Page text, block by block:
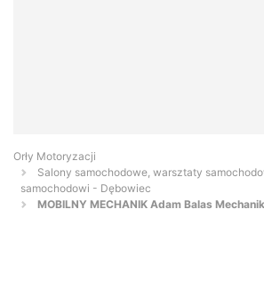
Orły Motoryzacji
Salony samochodowe, warsztaty
samochodowi - Dębowiec
MOBILNY MECHANIK Adam Balas